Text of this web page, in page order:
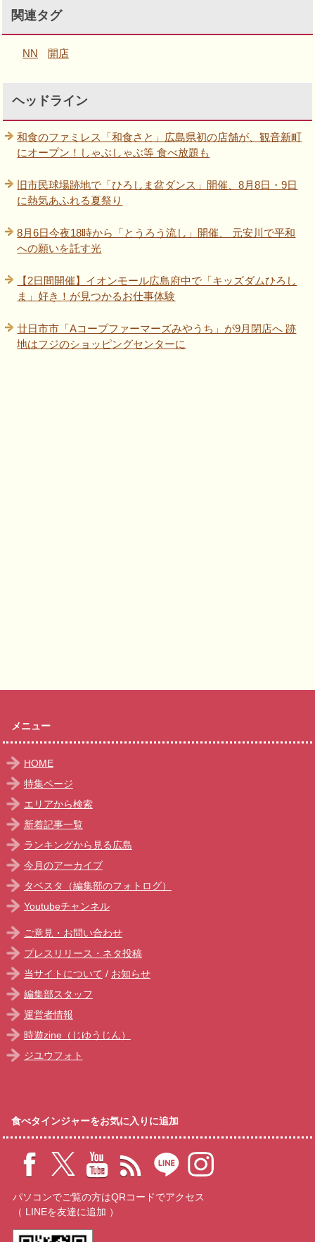
関連タグ
NN 開店
ヘッドライン
和食のファミレス「和食さと」広島県初の店舗が、観音新町
にオープン！しゃぶしゃぶ等 食べ放題も
旧市民球場跡地で「ひろしま盆ダンス」開催、8月8日・9日
に熱気あふれる夏祭り
8月6日今夜18時から「とうろう流し」開催、 元安川で平和
への願いを託す光
【2日間開催】イオンモール広島府中で「キッズダムひろし
ま」好き！が見つかるお仕事体験
廿日市市「Aコープファーマーズみやうち」が9月閉店へ 跡
地はフジのショッピングセンターに
メニュー
HOME
特集ページ
エリアから検索
新着記事一覧
ランキングから見る広島
今月のアーカイブ
タベスタ（編集部のフォトログ）
Youtubeチャンネル
ご意見・お問い合わせ
プレスリリース・ネタ投稿
当サイトについて / お知らせ
編集部スタッフ
運営者情報
時遊zine（じゆうじん）
ジユウフォト
食べタインジャーをお気に入りに追加
パソコンでご覧の方はQRコードでアクセス
（ LINEを友達に追加 ）